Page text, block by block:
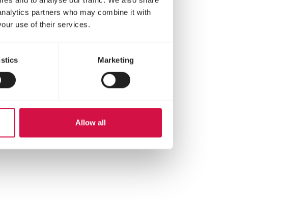
partners who may combine it with
use of their services.
Marketing
Allow all